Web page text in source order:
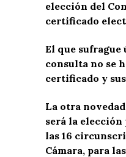
elección del
certificado
El que sufrague
consulta no se
certificado y
La otra
será la elección
las 16
Cámara, para